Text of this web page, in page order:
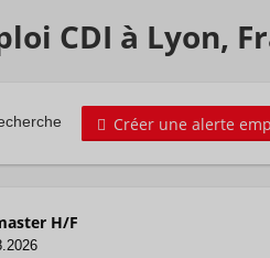
CDI à Lyon,
Créer une alerte
H/F